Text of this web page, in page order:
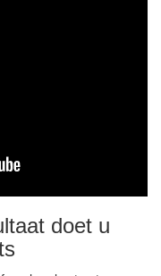
doet u